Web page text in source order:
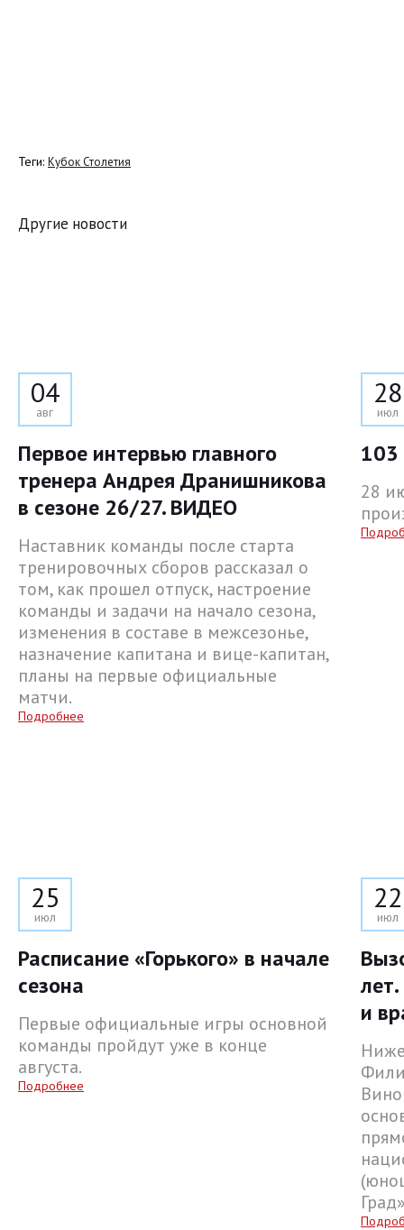
Теги: Кубок Столетия
Другие новости
04
авг
Первое интервью главного
тренера Андрея Дранишникова
в сезоне 26/27. ВИДЕО
Наставник команды после старта
тренировочных сборов рассказал о
том, как прошел отпуск, настроение
команды и задачи на начало сезона,
изменения в составе в межсезонье,
назначение капитана и вице-капитан,
планы на первые официальные
матчи.
Подробнее
28
июл
103
28
25
июл
Расписание «Горького» в начале
сезона
Первые официальные игры основной
команды пройдут уже в конце
августа.
Подробнее
22
июл
и